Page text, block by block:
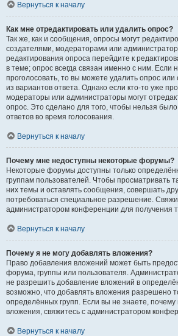
Вернуться к началу
Как мне отредактировать или удалить опрос?
Так же, как и сообщения, опросы могут
создателями, модераторами или
редактирования опроса перейдите к
в теме; опрос всегда связан именно с ним. Если
проголосовать, то вы можете удалить опрос
из вариантов ответа. Однако если кто-то уже
модераторы или администраторы могут
опрос. Это сделано для того, чтобы нельзя
ответов во время голосования.
Вернуться к началу
Почему мне недоступны некоторые форумы?
Некоторые форумы доступны только
группам пользователей. Чтобы просматривать
них темы и оставлять сообщения, совершать
потребоваться специальное разрешение.
администратором конференции для получения
Вернуться к началу
Почему я не могу добавлять вложения?
Право добавления вложений может быть
форума, группы или пользователя.
не разрешить добавление вложений в
возможно, что добавлять вложения разрешено
определённых групп. Если вы не знаете,
вложения, свяжитесь с администратором
Вернуться к началу